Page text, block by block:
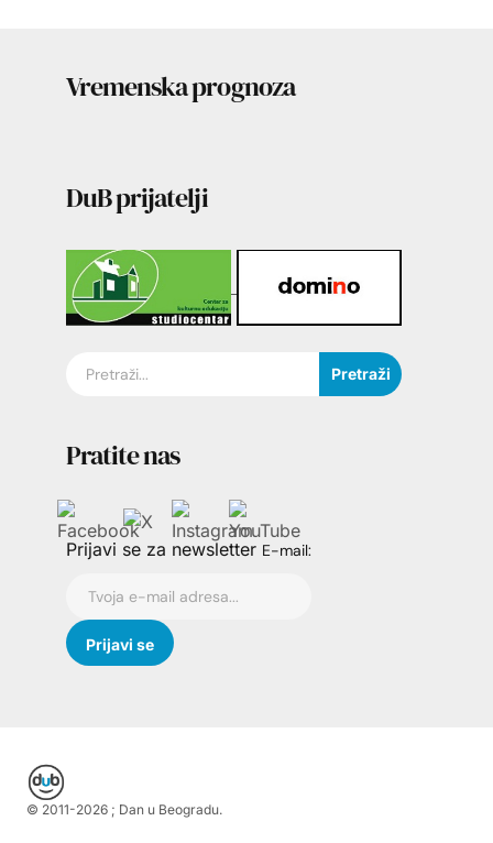
Vremenska prognoza
DuB prijatelji
Pretraži
Pratite nas
Prijavi se za newsletter E-mail:
© 2011-2026 ; Dan u Beogradu.